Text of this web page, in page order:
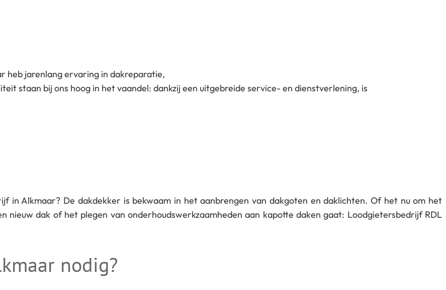
heb jarenlang ervaring in dakreparatie,
staan bij ons hoog in het vaandel: dankzij een uitgebreide service- en dienstverlening, is
in Alkmaar? De dakdekker is bekwaam in het aanbrengen van dakgoten en daklichten. Of het nu om het
nieuw dak of het plegen van onderhoudswerkzaamheden aan kapotte daken gaat: Loodgietersbedrijf RDL
nodig?